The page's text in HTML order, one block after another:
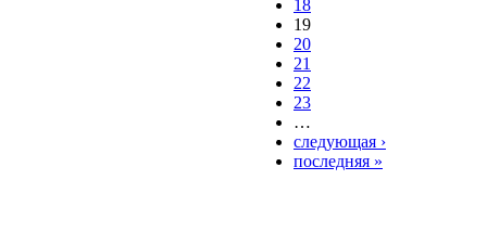
18
19
20
21
22
23
…
следующая ›
последняя »